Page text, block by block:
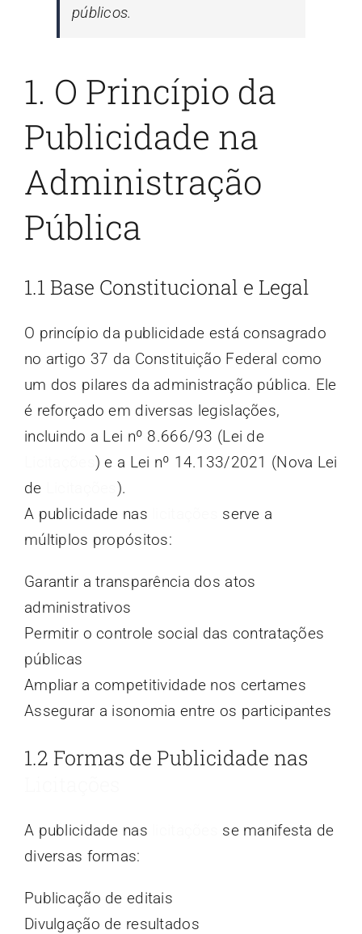
públicos.
1. O Princípio da
Publicidade na
Administração
Pública
1.1 Base Constitucional e Legal
O princípio da publicidade está consagrado
no artigo 37 da Constituição Federal como
um dos pilares da administração pública. Ele
é reforçado em diversas legislações,
incluindo a Lei nº 8.666/93 (Lei de
) e a Lei nº 14.133/2021 (Nova Lei
de
).
A publicidade nas
serve a
múltiplos propósitos:
Garantir a transparência dos atos
administrativos
Permitir o controle social das contratações
públicas
Ampliar a competitividade nos certames
Assegurar a isonomia entre os participantes
1.2 Formas de Publicidade nas
A publicidade nas
se manifesta de
diversas formas:
Publicação de editais
Divulgação de resultados